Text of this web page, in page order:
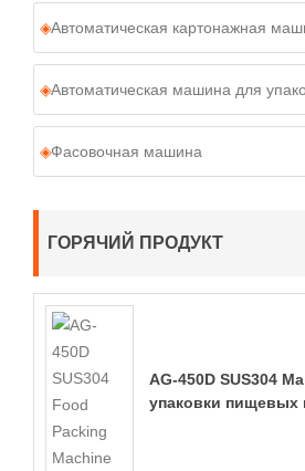
Автоматическая картонажная
Автоматическая машина для
Фасовочная машина
ГОРЯЧИЙ ПРОДУКТ
AG-450D SUS304
упаковки пищевых